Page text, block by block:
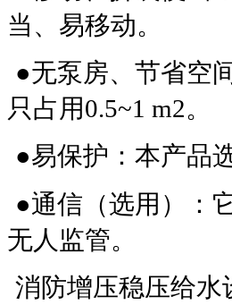
当、易移动。
●无泵房、节省空
只占用0.5~1 m2。
●易保护：本产品
●通信（选用）：
无人监管。
消防增压稳压给水